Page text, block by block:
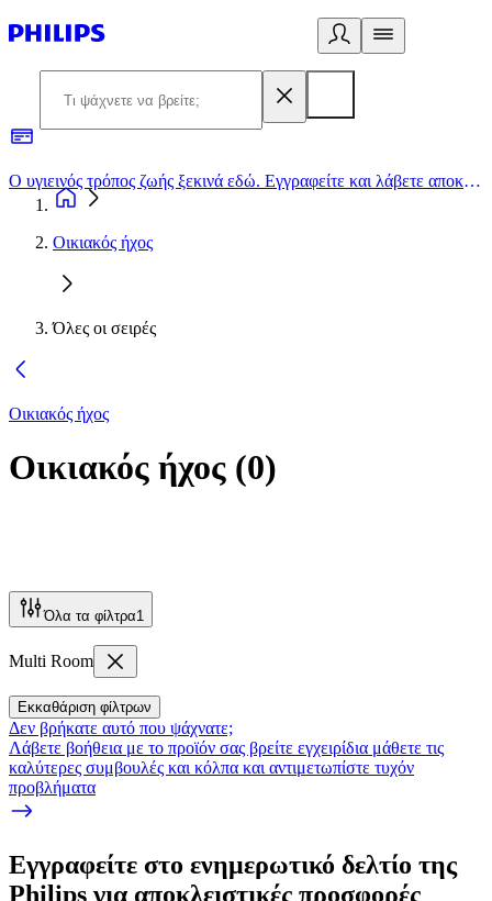
Ο υγιεινός τρόπος ζωής ξεκινά εδώ. Εγγραφείτε και λάβετε αποκλειστικές προσφορές
Οικιακός ήχος
Όλες οι σειρές
Οικιακός ήχος
Οικιακός ήχος (0)
Όλα τα φίλτρα1
Multi Room
Εκκαθάριση φίλτρων
Δεν βρήκατε αυτό που ψάχνατε;
Λάβετε βοήθεια με το προϊόν σας βρείτε εγχειρίδια μάθετε τις
καλύτερες συμβουλές και κόλπα και αντιμετωπίστε τυχόν
προβλήματα
Εγγραφείτε στο ενημερωτικό δελτίο της
Philips για αποκλειστικές προσφορές